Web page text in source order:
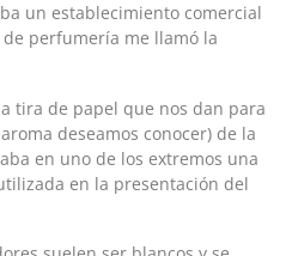
un establecimiento comercial
perfumería me llamó la
tira de papel que nos dan para
deseamos conocer) de la
en uno de los extremos una
en la presentación del